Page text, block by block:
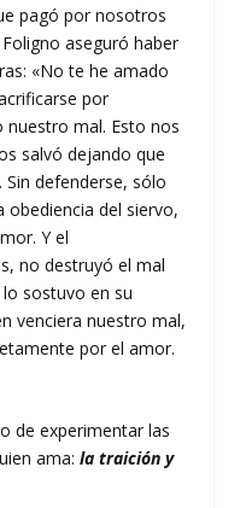
pagó por nosotros
aseguró haber
«No te he amado
por
mal. Esto nos
salvó dejando que
defenderse, sólo
obediencia del siervo,
Y el
no destruyó el mal
sostuvo en su
venciera nuestro mal,
por el amor.
de experimentar las
ama: la traición y